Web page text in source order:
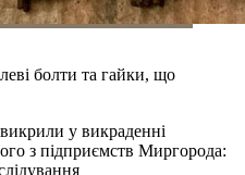
болти та гайки, що
у викраденні
з підприємств Миргорода: